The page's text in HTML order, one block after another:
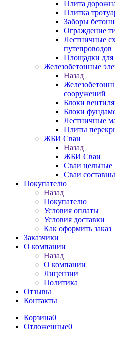
Плита
Плитка
Заборы
Ограждение
Лестничные
путепроводов
Площадки для
Железобетонные
Назад
сооружений
Блоки
Блоки
Лестничные
Плиты
ЖБИ Сваи
Назад
ЖБИ Сваи
Сваи
Сваи
Покупателю
Назад
Покупателю
Условия оплаты
Условия доставки
Как оформить заказ
Заказчики
О компании
Назад
О компании
Лицензии
Политика
Отзывы
Контакты
Корзина0
Отложенные0